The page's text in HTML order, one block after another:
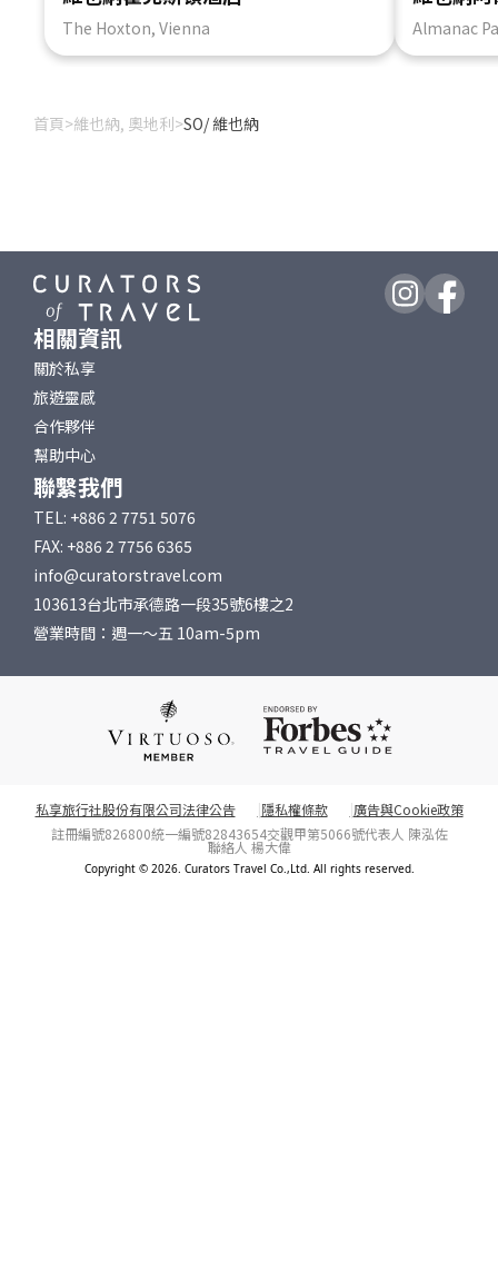
The Hoxton, Vienna Almanac
首頁>維也納, 奧地利>SO/ 維也納
相關資訊
關於私享
旅遊靈感
合作夥伴
幫助中心
聯繫我們
TEL: +886 2 7751 5076
FAX: +886 2 7756 6365
info@curatorstravel.com
103613台北市承德路一段35號6樓之2
營業時間：週一～五 10am-5pm
私享旅行社股份有限公司法律公告 隱私權條款
廣告與Cookie政策
註冊編號826800統一編號82843654交觀甲第5066號代表人 陳泓佐
聯絡人 楊大偉
Copyright © 2026. Curators Travel Co.,Ltd. All rights reserved.